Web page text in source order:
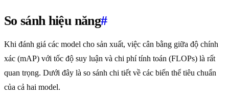
So sánh hiệu năng#
Khi đánh giá các model cho sản xuất, việc cân bằng giữa độ chính
xác (mAP) với tốc độ suy luận và chi phí tính toán (FLOPs) là rất
quan trọng. Dưới đây là so sánh chi tiết về các biến thể tiêu chuẩn
của cả hai model.